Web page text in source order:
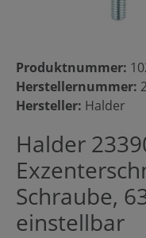
Produktnummer:
Herstellernummer:
Hersteller: Halder
Halder
Schraube,
einstellbar